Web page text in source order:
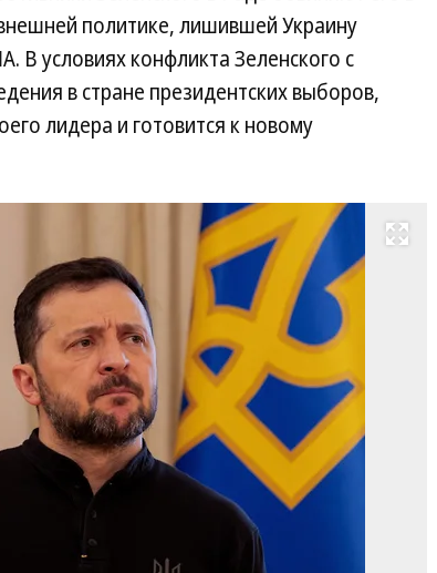
политике, лишившей Украину
условиях конфликта Зеленского с
в стране президентских выборов,
лидера и готовится к новому
Развернуть на весь